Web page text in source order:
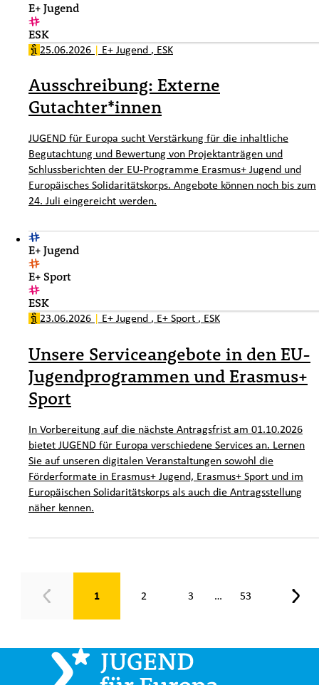
E+ Jugend
ESK
25.06.2026 | E+ Jugend , ESK
Ausschreibung: Externe
Gutachter*innen
JUGEND für Europa sucht Verstärkung für die inhaltliche
Begutachtung und Bewertung von Projektanträgen und
Schlussberichten der EU-Programme Erasmus+ Jugend und
Europäisches Solidaritätskorps. Angebote können noch bis zum
24. Juli eingereicht werden.
E+ Jugend
E+ Sport
ESK
23.06.2026 | E+ Jugend , E+ Sport , ESK
Unsere Serviceangebote in den EU-
Jugendprogrammen und Erasmus+
Sport
In Vorbereitung auf die nächste Antragsfrist am 01.10.2026
bietet JUGEND für Europa verschiedene Services an. Lernen
Sie auf unseren digitalen Veranstaltungen sowohl die
Förderformate in Erasmus+ Jugend, Erasmus+ Sport und im
Europäischen Solidaritätskorps als auch die Antragsstellung
näher kennen.
Zurück 1 2 3 … 53